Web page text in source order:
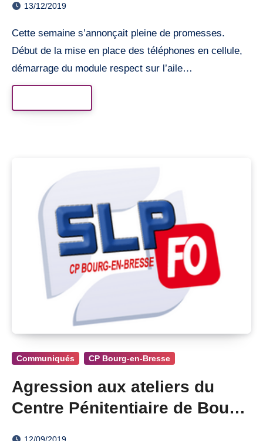
13/12/2019
Cette semaine s’annonçait pleine de promesses.
Début de la mise en place des téléphones en cellule,
démarrage du module respect sur l’aile…
Communiqués CP Bourg-en-Bresse
Agression aux ateliers du
Centre Pénitentiaire de Bourg-
12/09/2019